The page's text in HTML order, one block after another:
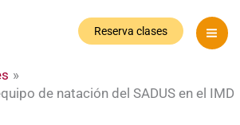
Reserva clases
de natación del SADUS en el IMD